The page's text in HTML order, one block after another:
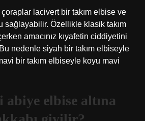
lacivert bir takım elbise ve
sağlayabilir. Özellikle klasik takım
amacınız kıyafetin ciddiyetini
nedenle siyah bir takım elbiseyle
bir takım elbiseyle koyu mavi
abiye elbise altına